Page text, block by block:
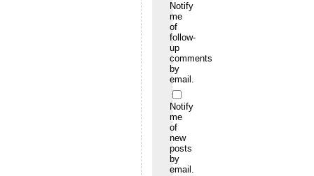
Notify
me
of
follow-
up
comments
by
email.
Notify
me
of
new
posts
by
email.